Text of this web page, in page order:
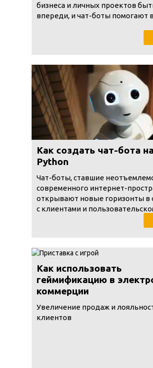
бизнеса и личных проектов
впереди, и чат-боты помогают
Как создать чат-бота на
Python
Чат-боты, ставшие
современного интернет-
открывают новые горизонты
с клиентами и
Как использовать
геймификацию в
коммерции
Увеличение продаж и
клиентов